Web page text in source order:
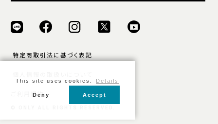
特定商取引法に基づく表記
ご利用規約
This site uses cookies. Details
Deny Accept